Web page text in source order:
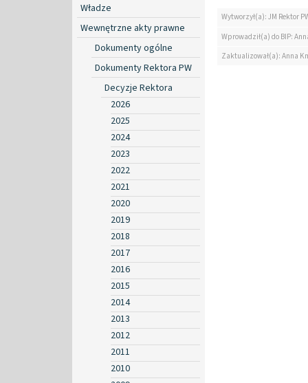
Władze
Wewnętrzne akty prawne
Dokumenty ogólne
Dokumenty Rektora PW
Decyzje Rektora
2026
2025
2024
2023
2022
2021
2020
2019
2018
2017
2016
2015
2014
2013
2012
2011
2010
Wytworzył(a): JM Rektor
Wprowadził(a) do BIP:
Zaktualizował(a): Anna